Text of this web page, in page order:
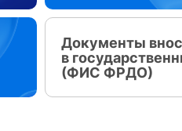
Документы
в
(ФИС ФРДО)